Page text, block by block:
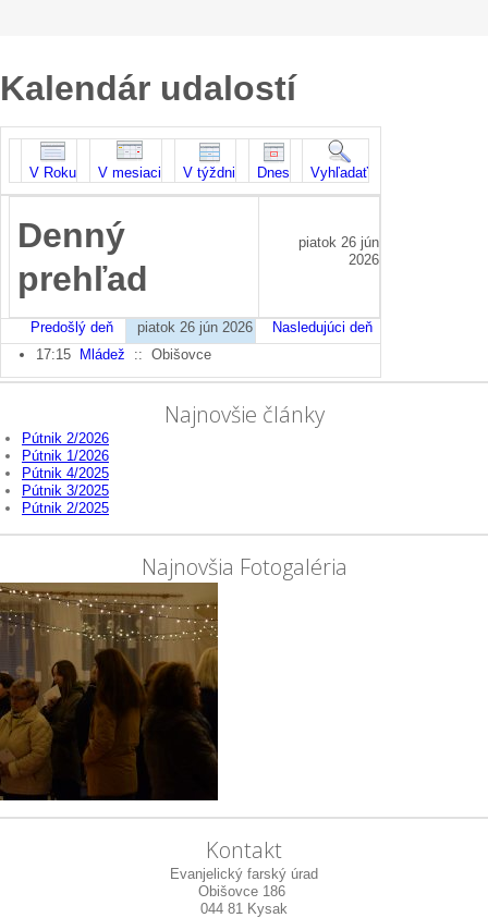
Kalendár udalostí
V Roku V mesiaci V týždni Dnes Vyhľadať
Denný
prehľad
piatok 26 jún
2026
Predošlý deň piatok 26 jún 2026
Nasledujúci deň
17:15
Mládež :: Obišovce
Najnovšie články
Pútnik 2/2026
Pútnik 1/2026
Pútnik 4/2025
Pútnik 3/2025
Pútnik 2/2025
Najnovšia Fotogaléria
Kontakt
Evanjelický farský úrad
Obišovce 186
044 81 Kysak